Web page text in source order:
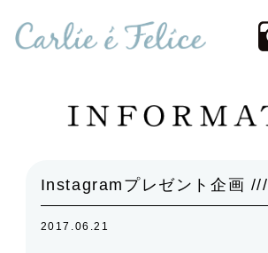
Home
New Item
Photos
Instagramプレゼント企画 ///
2017.06.21